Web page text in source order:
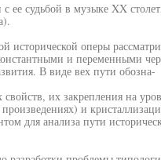
с ее судьбой в музыке XX
оперы
и переменными
В виде вех пути обозна-
их закрепления на
и
для анализа пути